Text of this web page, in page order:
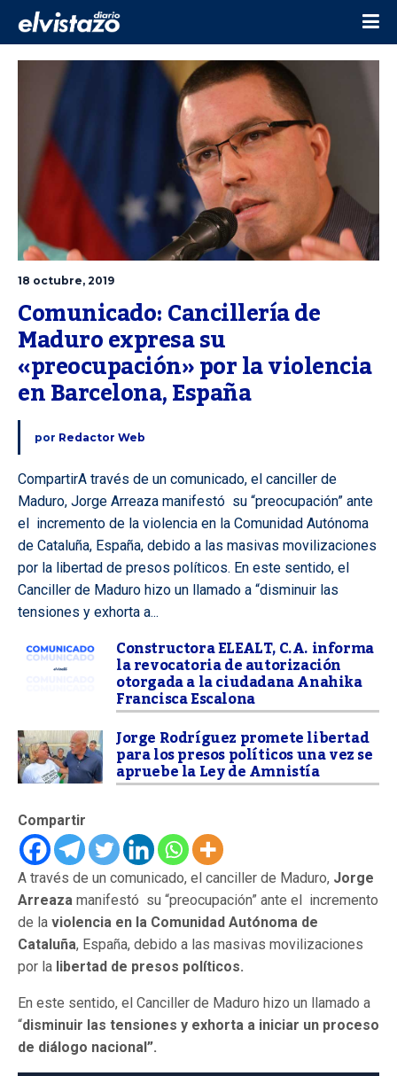
18 octubre, 2019
Comunicado: Cancillería de
Maduro expresa su
«preocupación» por la violencia
en Barcelona, España
por Redactor Web
CompartirA través de un comunicado, el canciller de
Maduro, Jorge Arreaza manifestó su “preocupación” ante
el incremento de la violencia en la Comunidad Autónoma
de Cataluña, España, debido a las masivas movilizaciones
por la libertad de presos políticos. En este sentido, el
Canciller de Maduro hizo un llamado a “disminuir las
tensiones y exhorta a...
Constructora ELEALT, C.A. informa
la revocatoria de autorización
otorgada a la ciudadana Anahika
Francisca Escalona
Jorge Rodríguez promete libertad
para los presos políticos una vez se
apruebe la Ley de Amnistía
Compartir
A través de un comunicado, el canciller de Maduro, Jorge
Arreaza manifestó su “preocupación” ante el incremento
de la violencia en la Comunidad Autónoma de
Cataluña, España, debido a las masivas movilizaciones
por la libertad de presos políticos.
En este sentido, el Canciller de Maduro hizo un llamado a
“disminuir las tensiones y exhorta a iniciar un proceso
de diálogo nacional”.